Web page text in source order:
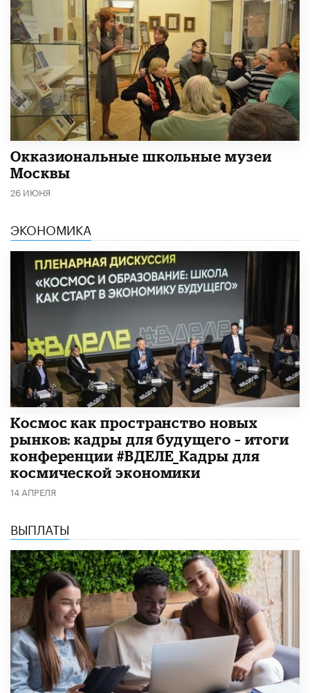
​Окказиональные школьные музеи
Москвы
26 ИЮНЯ
ЭКОНОМИКА
Космос как пространство новых
рынков: кадры для будущего – итоги
конференции #ВДЕЛЕ_Кадры для
космической экономики
14 АПРЕЛЯ
ВЫПЛАТЫ